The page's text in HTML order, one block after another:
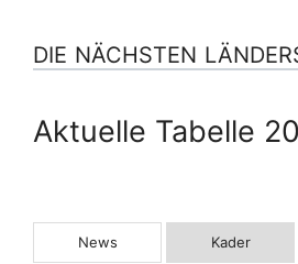
DIE NÄCHSTEN
Aktuelle Tabelle
News Kader